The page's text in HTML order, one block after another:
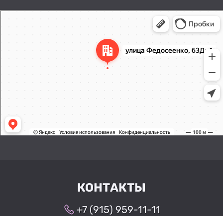
Нижний Новгород
Улица Федосеенко, 63Дк1 —
КОНТАКТЫ
+7 (915) 959-11-11